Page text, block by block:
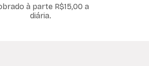
à parte R$15,00 a
diária.